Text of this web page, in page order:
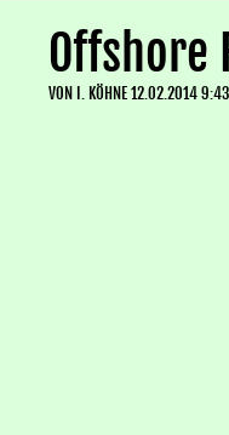
VON I. KÖHNE12.02.2014 9:43